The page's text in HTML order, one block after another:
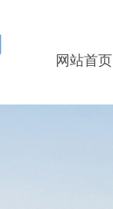
网站首页